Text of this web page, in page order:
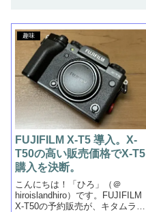
趣味
FUJIFILM X-T5 導入。X-
T50の高い販売価格でX-T5
購入を決断。
こんにちは！「ひろ」（＠
hiroislandhiro）です。FUJIFILM
X-T50の予約販売が、キタムラや